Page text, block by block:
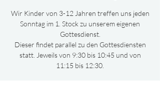
Wir Kinder von 3-12 Jahren treffen uns jeden
Sonntag im 1. Stock zu unserem eigenen
Gottesdienst.
Dieser findet parallel zu den Gottesdiensten
statt. Jeweils von 9:30 bis 10:45 und von
11:15 bis 12:30.